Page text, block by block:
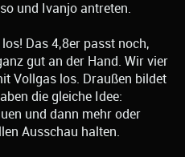
und Ivanjo antreten.
Das 4,8er passt noch,
gut an der Hand. Wir vier
Vollgas los. Draußen bildet
die gleiche Idee:
und dann mehr oder
Ausschau halten.